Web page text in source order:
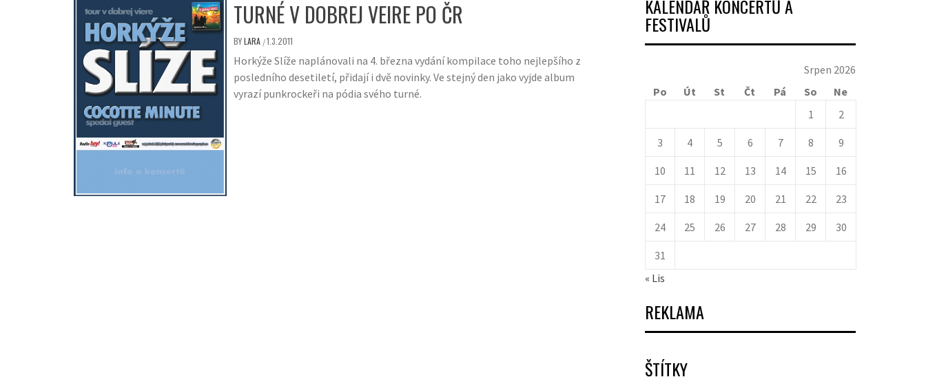
TURNÉ V DOBREJ VEIRE PO ČR
BYLARA /1.3.2011
Horkýže Slíže naplánovali na 4. března vydání kompilace toho nejlepšího z
posledního desetiletí, přidají i dvě novinky. Ve stejný den jako vyjde album
vyrazí punkrockeři na pódia svého turné.
KALENDÁŘ KONCERTŮ A
FESTIVALŮ
Srpen 2026
Po
Út St Čt Pá So
Ne
1
2
3 4 5 6 7 8 9
10 11 12 13 14 15 16
17 18 19 20 21 22 23
24 25 26 27 28 29 30
31
« Lis
REKLAMA
ŠTÍTKY